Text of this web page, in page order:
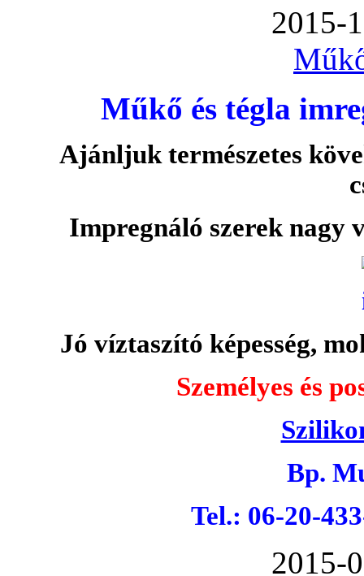
2015-
Műkő és tégla
Ajánljuk természetes
Impregnáló szerek
Jó víztaszító képesség,
Személyes és
Bp.
Tel.: 06-20-
2015-